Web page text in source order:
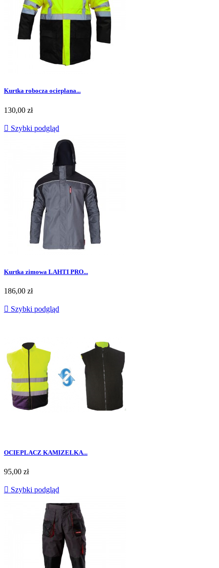
Kurtka robocza ocieplana...
Cena
130,00 zł
 Szybki podgląd
Kurtka zimowa LAHTI PRO...
Cena
186,00 zł
 Szybki podgląd
OCIEPLACZ KAMIZELKA...
Cena
95,00 zł
 Szybki podgląd